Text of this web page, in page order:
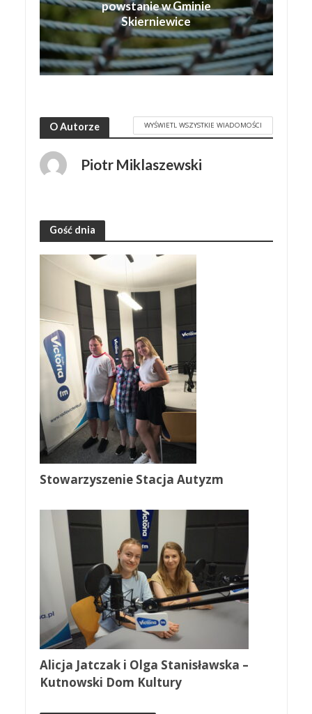
powstanie w Gminie
Skierniewice
O Autorze WYŚWIETL WSZYSTKIE WIADOMOŚCI
Piotr Miklaszewski
Gość dnia
Stowarzyszenie Stacja Autyzm
Alicja Jatczak i Olga Stanisławska –
Kutnowski Dom Kultury